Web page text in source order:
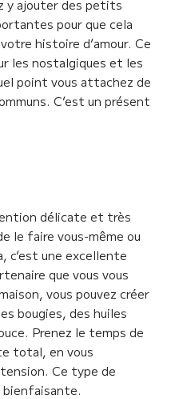
y ajouter des petits
pour que cela
histoire d’amour. Ce
les nostalgiques et les
point vous attachez de
C’est un présent
délicate et très
le faire vous-même ou
c’est une excellente
que vous vous
vous pouvez créer
bougies, des huiles
Prenez le temps de
total, en vous
Ce type de